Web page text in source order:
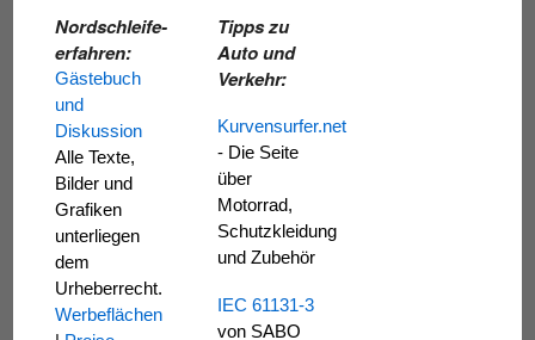
Nordschleife-
erfahren:
Gästebuch
und
Diskussion
Alle Texte,
Bilder und
Grafiken
unterliegen
dem
Urheberrecht.
Werbeflächen
Tipps zu
Auto und
Verkehr:
Kurvensurfer.net
- Die Seite
über
Motorrad,
Schutzkleidung
und Zubehör
IEC 61131-3
von SABO